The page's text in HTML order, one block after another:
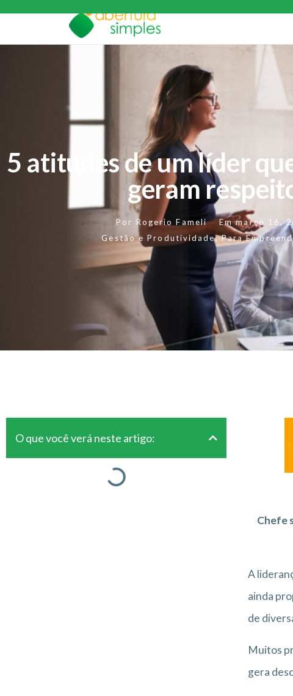
5 atitudes de um líder
geram
Por Rogerio Fameli Em março 16,
Gestão e Produtividade,Para
O que você verá neste artigo:
Chefe
A
ainda
de
Muitos
gera